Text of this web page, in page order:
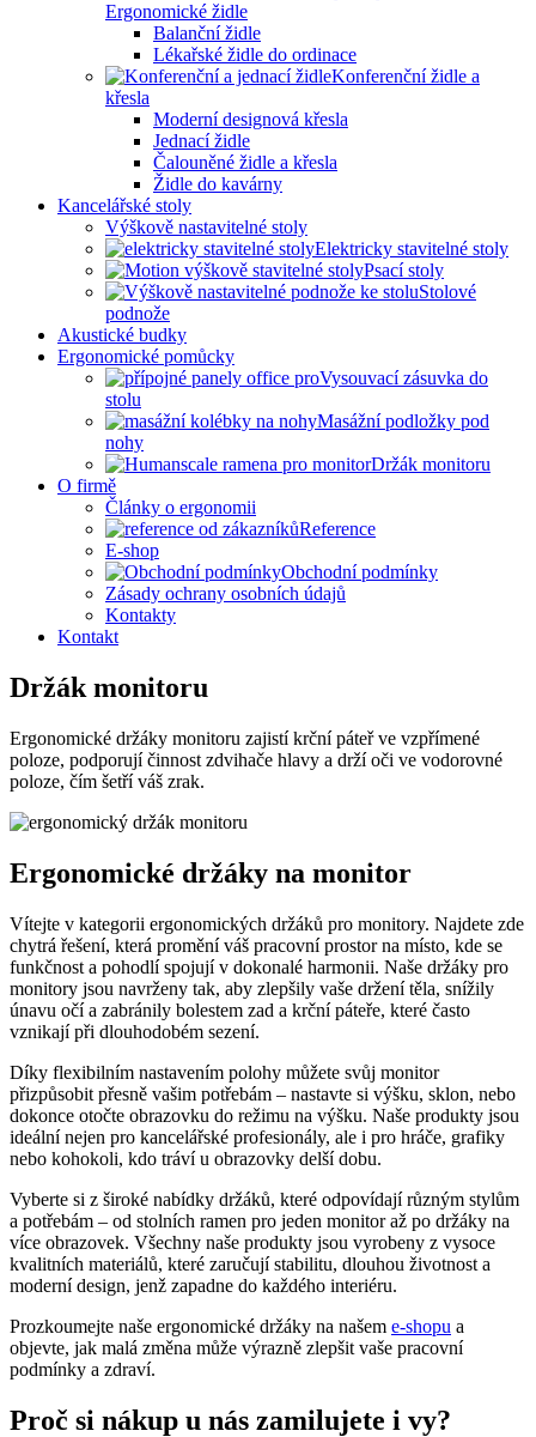
Ergonomické židle
Balanční židle
Lékařské židle do ordinace
Konferenční židle a
křesla
Moderní designová křesla
Jednací židle
Čalouněné židle a křesla
Židle do kavárny
Kancelářské stoly
Výškově nastavitelné stoly
Elektricky stavitelné stoly
Psací stoly
Stolové
podnože
Akustické budky
Ergonomické pomůcky
Vysouvací zásuvka do
stolu
Masážní podložky pod
nohy
Držák monitoru
O firmě
Články o ergonomii
Reference
E-shop
Obchodní podmínky
Zásady ochrany osobních údajů
Kontakty
Kontakt
Držák monitoru
Ergonomické držáky monitoru zajistí krční páteř ve vzpřímené
poloze, podporují činnost zdvihače hlavy a drží oči ve vodorovné
poloze, čím šetří váš zrak.
Ergonomické držáky na monitor
Vítejte v kategorii ergonomických držáků pro monitory. Najdete zde
chytrá řešení, která promění váš pracovní prostor na místo, kde se
funkčnost a pohodlí spojují v dokonalé harmonii. Naše držáky pro
monitory jsou navrženy tak, aby zlepšily vaše držení těla, snížily
únavu očí a zabránily bolestem zad a krční páteře, které často
vznikají při dlouhodobém sezení.
Díky flexibilním nastavením polohy můžete svůj monitor
přizpůsobit přesně vašim potřebám – nastavte si výšku, sklon, nebo
dokonce otočte obrazovku do režimu na výšku. Naše produkty jsou
ideální nejen pro kancelářské profesionály, ale i pro hráče, grafiky
nebo kohokoli, kdo tráví u obrazovky delší dobu.
Vyberte si z široké nabídky držáků, které odpovídají různým stylům
a potřebám – od stolních ramen pro jeden monitor až po držáky na
více obrazovek. Všechny naše produkty jsou vyrobeny z vysoce
kvalitních materiálů, které zaručují stabilitu, dlouhou životnost a
moderní design, jenž zapadne do každého interiéru.
Prozkoumejte naše ergonomické držáky na našem e-shopu a
objevte, jak malá změna může výrazně zlepšit vaše pracovní
podmínky a zdraví.
Proč si nákup u nás zamilujete i vy?